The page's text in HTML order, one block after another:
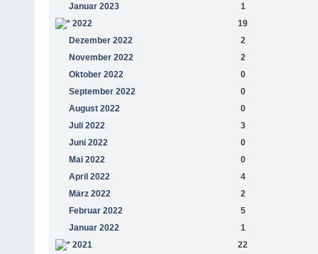
Januar 2023
1
2022
19
Dezember 2022
2
November 2022
2
Oktober 2022
0
September 2022
0
August 2022
0
Juli 2022
3
Juni 2022
0
Mai 2022
0
April 2022
4
März 2022
2
Februar 2022
5
Januar 2022
1
2021
22